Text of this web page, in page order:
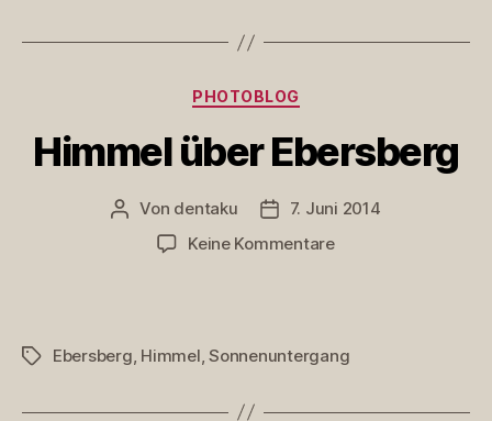
Kategorien
PHOTOBLOG
Himmel über Ebersberg
Beitragsautor
Von dentaku Veröffentlichungsdatum
7. Juni 2014
Keine Kommentarezu
Schlagwörter
Ebersberg Himmel ,Sonnenuntergang